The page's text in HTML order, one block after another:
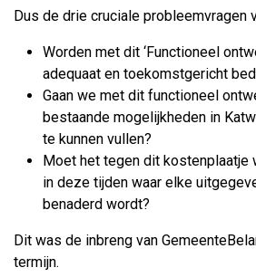
Dus de drie cruciale probleemvragen
Worden met dit ‘Functioneel
adequaat en toekomstgericht
Gaan we met dit functioneel
bestaande mogelijkheden in
te kunnen vullen?
Moet het tegen dit kostenplaatje
in deze tijden waar elke
benaderd wordt?
Dit was de inbreng van
termijn.